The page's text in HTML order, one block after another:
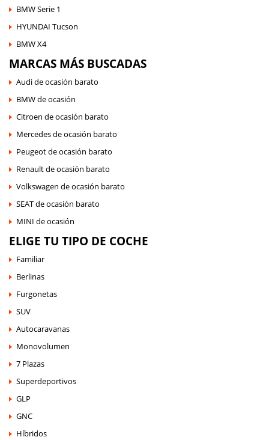
BMW Serie 1
HYUNDAI Tucson
BMW X4
MARCAS MÁS BUSCADAS
Audi de ocasión barato
BMW de ocasión
Citroen de ocasión barato
Mercedes de ocasión barato
Peugeot de ocasión barato
Renault de ocasión barato
Volkswagen de ocasión barato
SEAT de ocasión barato
MINI de ocasión
ELIGE TU TIPO DE COCHE
Familiar
Berlinas
Furgonetas
SUV
Autocaravanas
Monovolumen
7 Plazas
Superdeportivos
GLP
GNC
Híbridos